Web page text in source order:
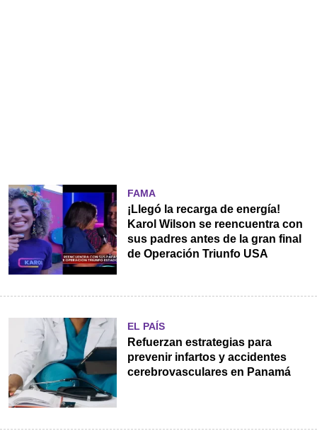
FAMA
¡Llegó la recarga de energía!
Karol Wilson se reencuentra con
sus padres antes de la gran final
de Operación Triunfo USA
EL PAÍS
Refuerzan estrategias para
prevenir infartos y accidentes
cerebrovasculares en Panamá